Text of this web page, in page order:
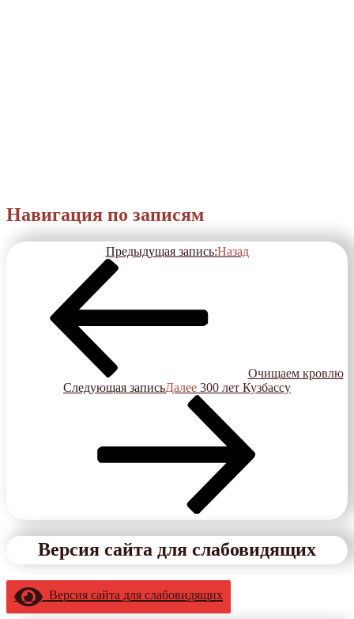
Навигация по записям
Предыдущая запись:Назад
Очищаем кровлю
Следующая записьДалее 300 лет Кузбассу
Версия сайта для слабовидящих
Версия сайта для слабовидящих